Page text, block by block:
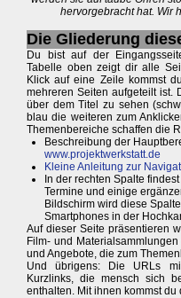
hervorgebracht hat. Wir
Die Gliederung
Du bist auf der
Tabelle oben zeigt dir alle
Klick auf eine Zeile kommst
mehreren Seiten aufgeteilt ist.
über dem Titel zu sehen
blau die weiteren zum
Themenbereiche schaffen die
Beschreibung der
www.projektwerkstatt.de
Kleine Anleitung zur
In der rechten Spalte
Termine und einige
Bildschirm wird diese
Smartphones in der
Auf dieser Seite präsentieren
Film- und
und Angebote, die zum
Und übrigens: Die URLs
Kurzlinks, die mensch sich
enthalten. Mit ihnen kommst